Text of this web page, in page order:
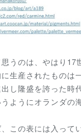
うのは、やはり17
生産されたものは
し隆盛を誇った時
ようにオランダの
この表には入って